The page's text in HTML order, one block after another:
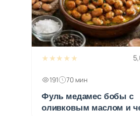
★★★★★
191 70 мин
Фуль медамес бобы с
оливковым маслом и